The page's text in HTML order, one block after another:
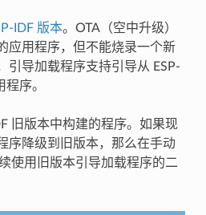
IDF 版本。OTA（空中升级）
应用程序，但不能烧录一个新
引导加载程序支持引导从 ESP-
程序。
旧版本中构建的程序。如果现
序降级到旧版本，那么在手动
使用旧版本引导加载程序的二